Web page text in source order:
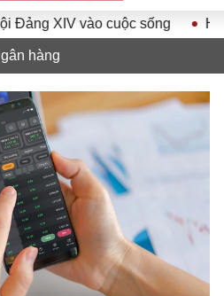
vào cuộc sống Hướng tới
hàng